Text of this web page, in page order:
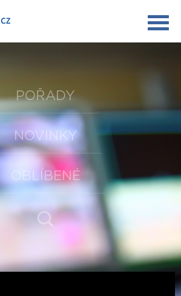
POŘADY
NOVINKY
OBLÍBENÉ